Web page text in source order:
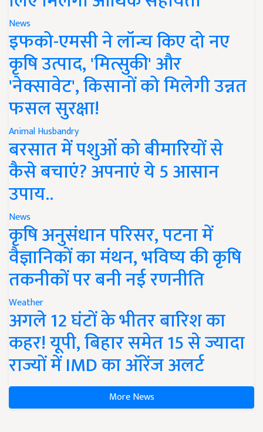
News
इफको-एमसी ने लॉन्च किए दो नए
कृषि उत्पाद, 'मित्सुकी' और
'नेक्सावेट', किसानों को मिलेगी उन्नत
फसल सुरक्षा!
Animal Husbandry
बरसात में पशुओं को बीमारियों से
कैसे बचाएं? अपनाएं ये 5 आसान
उपाय..
News
कृषि अनुसंधान परिसर, पटना में
वैज्ञानिकों का मंथन, भविष्य की कृषि
तकनीकों पर बनी नई रणनीति
Weather
अगले 12 घंटों के भीतर बारिश का
कहर! यूपी, बिहार समेत 15 से ज्यादा
राज्यों में IMD का ऑरेंज अलर्ट
More News